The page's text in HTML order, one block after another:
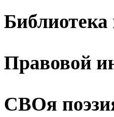
Библиотека
Правовой
СВОя